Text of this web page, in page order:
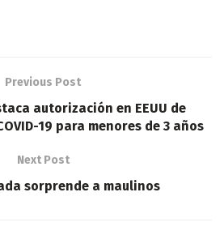
Previous Post
autorización en EEUU de
19 para menores de 3 años
Next Post
sorprende a maulinos